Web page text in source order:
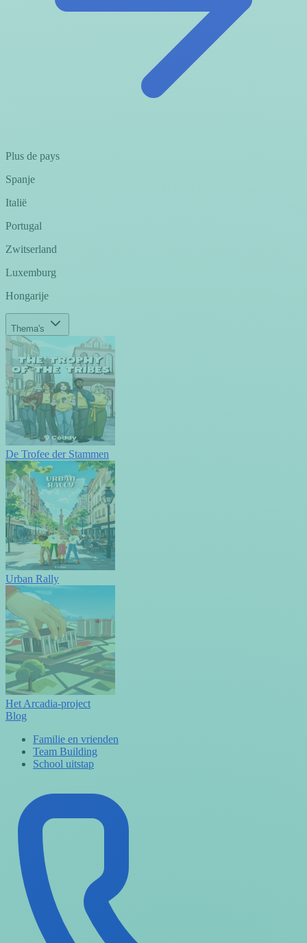
Plus de pays
Spanje
Italië
Portugal
Zwitserland
Luxemburg
Hongarije
Thema's
De Trofee der Stammen
Urban Rally
Het Arcadia-project
Blog
Familie en vrienden
Team Building
School uitstap